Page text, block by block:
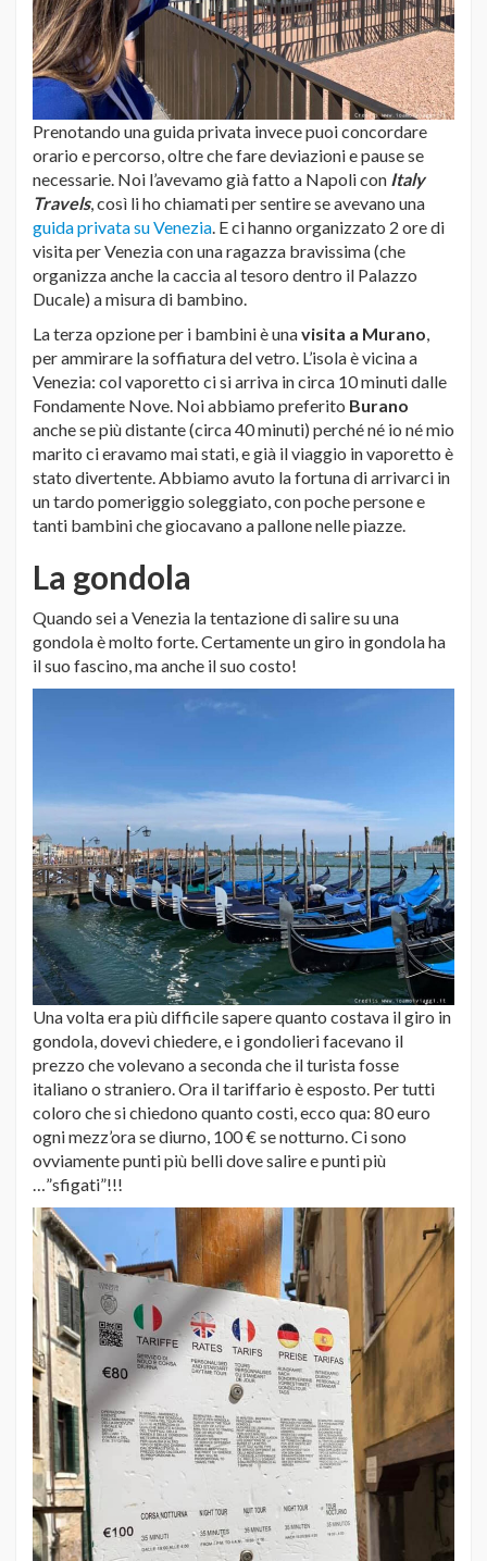
Prenotando una guida privata invece puoi concordare
orario e percorso, oltre che fare deviazioni e pause se
necessarie. Noi l’avevamo già fatto a Napoli con Italy
Travels, così li ho chiamati per sentire se avevano una
guida privata su Venezia . E ci hanno organizzato 2 ore di
visita per Venezia con una ragazza bravissima (che
organizza anche la caccia al tesoro dentro il Palazzo
Ducale) a misura di bambino.
La terza opzione per i bambini è unavisita a Murano
per ammirare la soffiatura del vetro. L’isola è vicina a
Venezia: col vaporetto ci si arriva in circa 10 minuti dalle
Fondamente Nove. Noi abbiamo preferito Burano
anche se più distante (circa 40 minuti) perché né io né mio
marito ci eravamo mai stati, e già il viaggio in vaporetto è
stato divertente. Abbiamo avuto la fortuna di arrivarci in
un tardo pomeriggio soleggiato, con poche persone e
tanti bambini che giocavano a pallone nelle piazze.
La gondola
Quando sei a Venezia la tentazione di salire su una
gondola è molto forte. Certamente un giro in gondola ha
il suo fascino, ma anche il suo costo!
Una volta era più difficile sapere quanto costava il giro in
gondola, dovevi chiedere, e i gondolieri facevano il
prezzo che volevano a seconda che il turista fosse
italiano o straniero. Ora il tariffario è esposto. Per tutti
coloro che si chiedono quanto costi, ecco qua: 80 euro
ogni mezz’ora se diurno, 100 € se notturno. Ci sono
ovviamente punti più belli dove salire e punti più
…”sfigati”!!!